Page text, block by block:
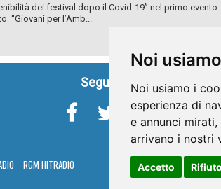
Noi
Noi usiamo i
esperienza di
e annunci
arrivano i nostri
Accetto Rifiuto
dei festival dopo il Covid-19” nel primo evento
“Giovani per l’Amb...
Seguici su
RGM HITRADIO